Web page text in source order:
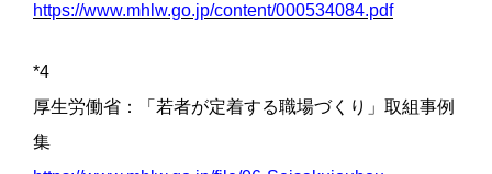
https://www.mhlw.go.jp/content/000534084.pdf
*4
厚生労働省：「若者が定着する職場づくり」取組事例
集